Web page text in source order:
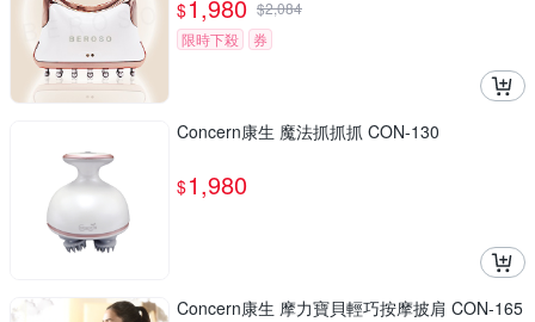
$1,980 $2,084
限時下殺
券
Concern康生 魔法抓抓抓 CON-130
$1,980
Concern康生 摩力寶貝輕巧按摩披肩 CON-165